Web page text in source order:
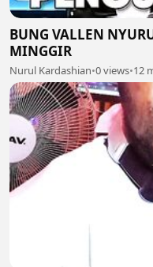
BUNG VALLEN
MINGGIR
Nurul Kardashian•0 views•12